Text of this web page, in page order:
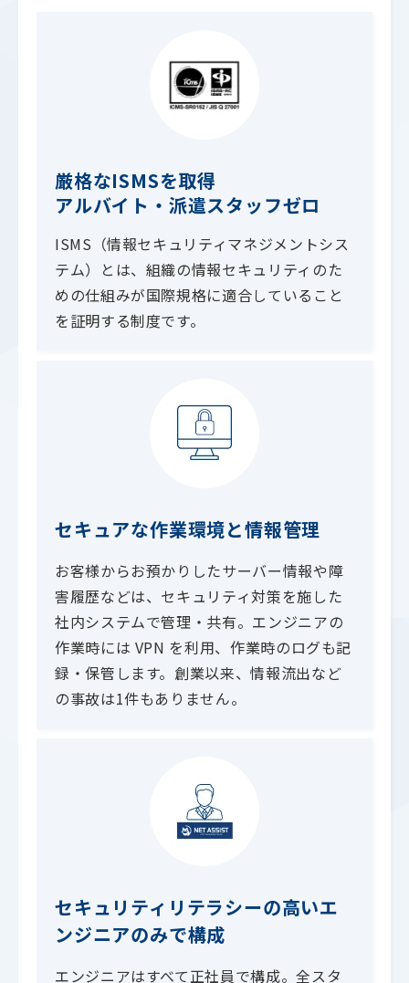
厳格なISMSを取得
アルバイト・派遣スタッフゼロ
ISMS（情報セキュリティマネジメントシス
テム）とは、組織の情報セキュリティのた
めの仕組みが国際規格に適合していること
を証明する制度です。
セキュアな作業環境と情報管理
お客様からお預かりしたサーバー情報や障
害履歴などは、セキュリティ対策を施した
社内システムで管理・共有。エンジニアの
作業時には VPN を利用、作業時のログも記
録・保管します。創業以来、情報流出など
の事故は1件もありません。
セキュリティリテラシーの高いエ
ンジニアのみで構成
エンジニアはすべて正社員で構成。全スタ